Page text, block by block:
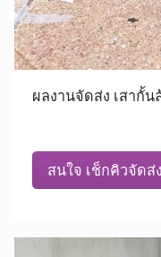
ผลงานจัดส่ง เสากั้น
สนใจ เช็กคิวจัดส่ง